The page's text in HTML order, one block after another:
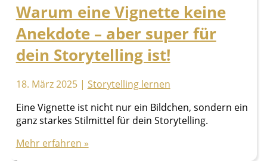
zeitgemäß
sind
–
und
wo
Stärken
liegen
Warum eine Vignette keine
Anekdote – aber super für
dein Storytelling ist!
18. März 2025 | Storytelling lernen
Eine Vignette ist nicht nur ein Bildchen, sondern ein
ganz starkes Stilmittel für dein Storytelling.
Warum
Mehr erfahren »